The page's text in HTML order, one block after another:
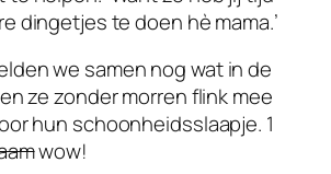
dingetjes te doen hè mama.’
we samen nog wat in de
ze zonder morren flink mee
hun schoonheidsslaapje. 1
wow!